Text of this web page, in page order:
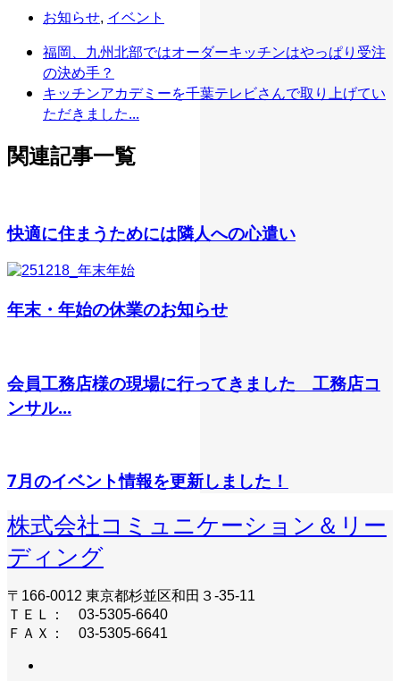
お知らせ, イベント
福岡、九州北部ではオーダーキッチンはやっぱり受注
の決め手？
キッチンアカデミーを千葉テレビさんで取り上げてい
ただきました...
関連記事一覧
快適に住まうためには隣人への心遣い
年末・年始の休業のお知らせ
会員工務店様の現場に行ってきました 工務店コ
ンサル...
7月のイベント情報を更新しました！
株式会社コミュニケーション＆リー
ディング
〒166-0012 東京都杉並区和田３-35-11
ＴＥＬ： 03-5305-6640
ＦＡＸ： 03-5305-6641